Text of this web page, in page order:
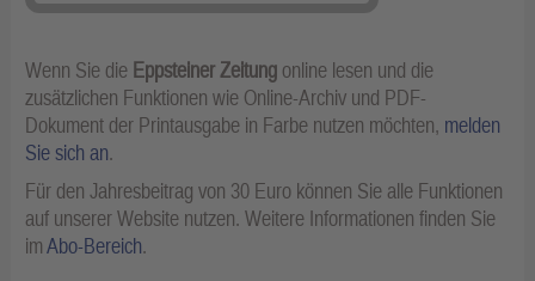
Wenn Sie die Eppsteiner Zeitung online lesen und die
zusätzlichen Funktionen wie Online-Archiv und PDF-
Dokument der Printausgabe in Farbe nutzen möchten, melden
Sie sich an.
Für den Jahresbeitrag von 30 Euro können Sie alle Funktionen
auf unserer Website nutzen. Weitere Informationen finden Sie
imAbo-Bereich.